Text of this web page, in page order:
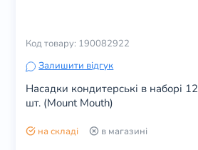
Код товару: 190082922
Залишити відгук
Насадки кондитерські в наборі 12
шт. (Mount Mouth)
на складі в магазині